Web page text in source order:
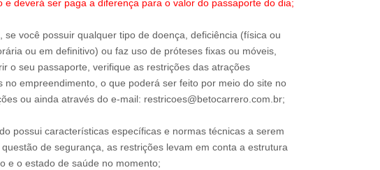
e deverá ser paga a diferença para o valor do passaporte do dia;
se você possuir qualquer tipo de doença, deficiência (física ou
ou em definitivo) ou faz uso de próteses fixas ou móveis,
o seu passaporte, verifique as restrições das atrações
no empreendimento, o que poderá ser feito por meio do site no
ou ainda através do e-mail: restricoes@betocarrero.com.br;
possui características específicas e normas técnicas a serem
de segurança, as restrições levam em conta a estrutura
e o estado de saúde no momento;